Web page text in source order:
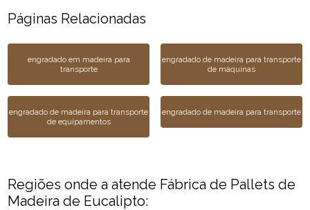
Páginas Relacionadas
engradado em madeira para
transporte
engradado de madeira para transporte
de máquinas
engradado de madeira para transporte
de equipamentos
engradado de madeira para transporte
Regiões onde a atende Fábrica de Pallets de
Madeira de Eucalipto: